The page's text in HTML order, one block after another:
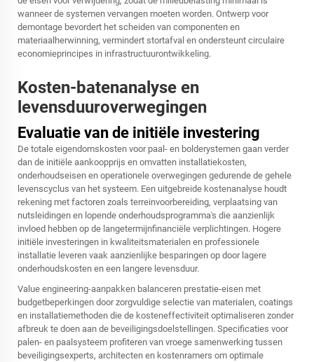
wanneer de systemen vervangen moeten worden. Ontwerp voor
demontage bevordert het scheiden van componenten en
materiaalherwinning, vermindert stortafval en ondersteunt circulaire
economieprincipes in infrastructuurontwikkeling.
Kosten-batenanalyse en
levensduuroverwegingen
Evaluatie van de initiële investering
De totale eigendomskosten voor paal- en bolderystemen gaan verder
dan de initiële aankoopprijs en omvatten installatiekosten,
onderhoudseisen en operationele overwegingen gedurende de gehele
levenscyclus van het systeem. Een uitgebreide kostenanalyse houdt
rekening met factoren zoals terreinvoorbereiding, verplaatsing van
nutsleidingen en lopende onderhoudsprogramma's die aanzienlijk
invloed hebben op de langetermijnfinanciële verplichtingen. Hogere
initiële investeringen in kwaliteitsmaterialen en professionele
installatie leveren vaak aanzienlijke besparingen op door lagere
onderhoudskosten en een langere levensduur.
Value engineering-aanpakken balanceren prestatie-eisen met
budgetbeperkingen door zorgvuldige selectie van materialen, coatings
en installatiemethoden die de kosteneffectiviteit optimaliseren zonder
afbreuk te doen aan de beveiligingsdoelstellingen. Specificaties voor
palen- en paalsysteem profiteren van vroege samenwerking tussen
beveiligingsexperts, architecten en kostenramers om optimale